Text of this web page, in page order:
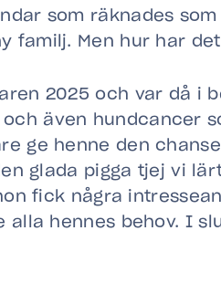
som räknades
familj. Men hur har
2025 och var då i
även hundcancer
ge henne den
glada pigga tjej vi
fick några
hennes behov. I